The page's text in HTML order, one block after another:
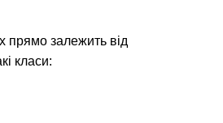
прямо залежить від
класи: